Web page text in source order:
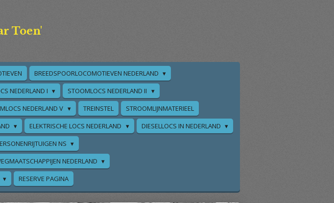
Toen'
BREEDSPOORLOCOMOTIEVEN NEDERLAND
NEDERLAND I
STOOMLOCS NEDERLAND II
NEDERLAND V TREINSTEL
STROOMLIJNMATERIEEL
ELEKTRISCHE LOCS NEDERLAND
DIESELLOCS IN NEDERLAND
NS
NEDERLAND
RESERVE PAGINA